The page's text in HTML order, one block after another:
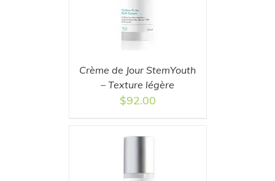
Crème de Jour StemYouth
– Texture légère
$92.00